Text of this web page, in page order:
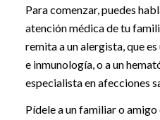
Para comenzar, puedes
atención médica de tu
remita a un alergista, que
e inmunología, o a un
especialista en afecciones
Pídele a un familiar o